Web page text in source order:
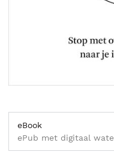
eBook
ePub met digitaal